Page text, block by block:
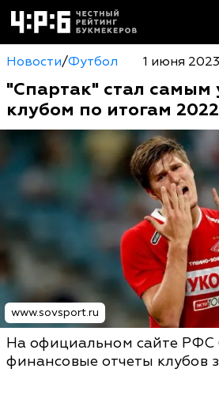
Новости/Футбол 1 июня
"Спартак" стал
клубом по итогам
www.sovsport.ru
На официальном сайте
финансовые отчеты клубов